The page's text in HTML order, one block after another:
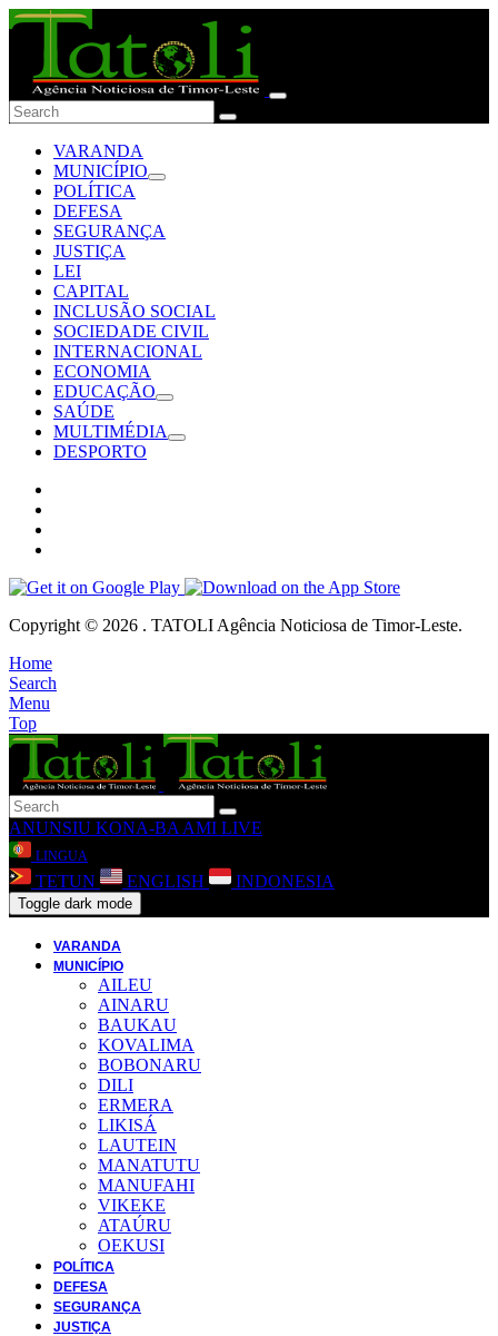
VARANDA
MUNICÍPIO
POLÍTICA
DEFESA
SEGURANÇA
JUSTIÇA
LEI
CAPITAL
INCLUSÃO SOCIAL
SOCIEDADE CIVIL
INTERNACIONAL
ECONOMIA
EDUCAÇÃO
SAÚDE
MULTIMÉDIA
DESPORTO
Copyright © 2026 . TATOLI Agência Noticiosa de Timor-Leste.
Home
Search
Menu
Top
ANUNSIU KONA-BA AMI LIVE
LINGUA
TETUN ENGLISH INDONESIA
Toggle dark mode
VARANDA
MUNICÍPIO
AILEU
AINARU
BAUKAU
KOVALIMA
BOBONARU
DILI
ERMERA
LIKISÁ
LAUTEIN
MANATUTU
MANUFAHI
VIKEKE
ATAÚRU
OEKUSI
POLÍTICA
DEFESA
SEGURANÇA
JUSTIÇA